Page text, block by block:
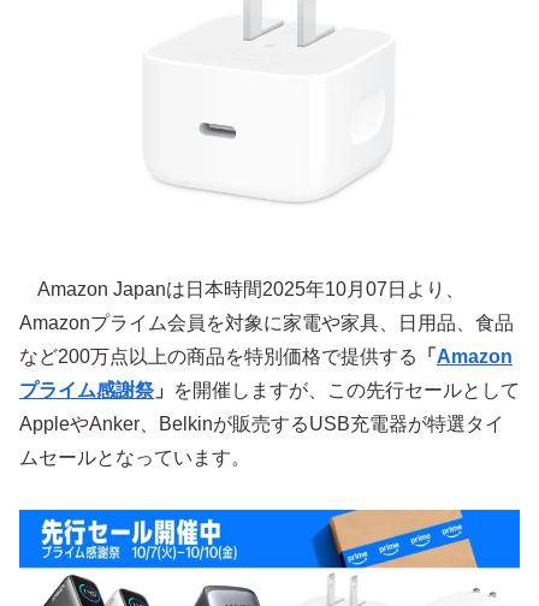
Amazon Japanは日本時間2025年10月07日より、
Amazonプライム会員を対象に家電や家具、日用品、食品
など200万点以上の商品を特別価格で提供する
「 Amazon
プライム感謝祭」
を開催しますが、この先行セールとして
AppleやAnker、Belkinが販売するUSB充電器が特選タイ
ムセールとなっています。